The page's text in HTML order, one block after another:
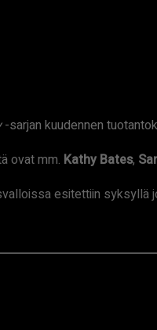
-sarjan kuudennen
ovat mm. Kathy Bates,
esitettiin syksyllä